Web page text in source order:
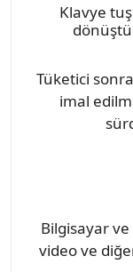
Klavye
Tüketici
imal
Bilgisayar
video ve